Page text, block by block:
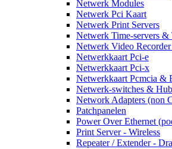
Netwerk Modules
Netwerk Pci Kaart
Netwerk Print Servers
Netwerk Time-servers &
Netwerk Video
Netwerkkaart Pci-e
Netwerkkaart Pci-x
Netwerkkaart Pcmcia &
Netwerk-switches &
Network Adapters (non
Patchpanelen
Power Over Ethernet
Print Server - Wireless
Repeater / Extender -